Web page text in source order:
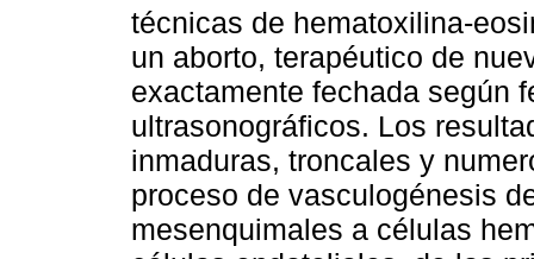
técnicas de hematoxilina-
un aborto, terapéutico de
exactamente fechada según
ultrasonográficos. Los
inmaduras, troncales y
proceso de vasculogénesis
mesenquimales a células